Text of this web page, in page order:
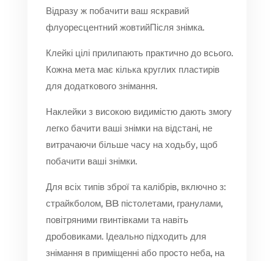
Відразу ж побачити ваш яскравий
флуоресцентний жовтийПісля знімка.
Клейкі цілі прилипають практично до всього.
Кожна мета має кілька круглих пластирів
для додаткового знімання.
Наклейки з високою видимістю дають змогу
легко бачити ваші знімки на відстані, не
витрачаючи більше часу на ходьбу, щоб
побачити ваші знімки.
Для всіх типів зброї та калібрів, включно з:
страйкболом, BB пістолетами, гранулами,
повітряними гвинтівками та навіть
дробовиками. Ідеально підходить для
знімання в приміщенні або просто неба, на